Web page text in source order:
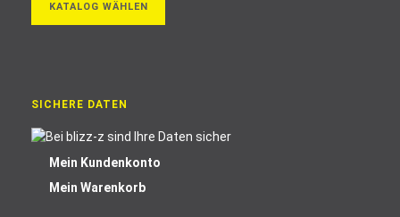
KATALOG WÄHLEN
SICHERE DATEN
Mein Kundenkonto
Mein Warenkorb